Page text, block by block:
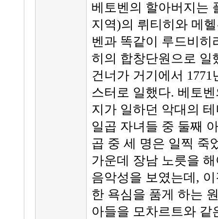
베토벤의 할아버지는
지역)의 뤼티히와 메
벤과 똑같이 루드비히
히의 합창단원으로 일
건너가 거기에서
스터로 일했다. 베토
지가 일하던 악대의
일곱 자녀들 중 둘째
곱 중 세 명은 일찍 죽
가운데 장남 노릇을
음악성을 보였는데,
한 욕심을 품게 하는
아들을 모차르트와 같